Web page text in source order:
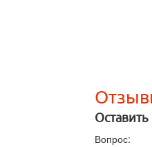
Вопрос: